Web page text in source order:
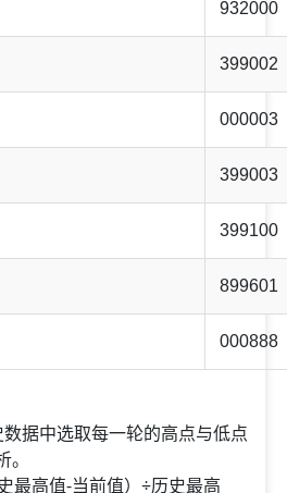
932000
399002
000003
399003
399100
899601
000888
据中选取每一轮的高点与低点
最高值-当前值）÷历史最高